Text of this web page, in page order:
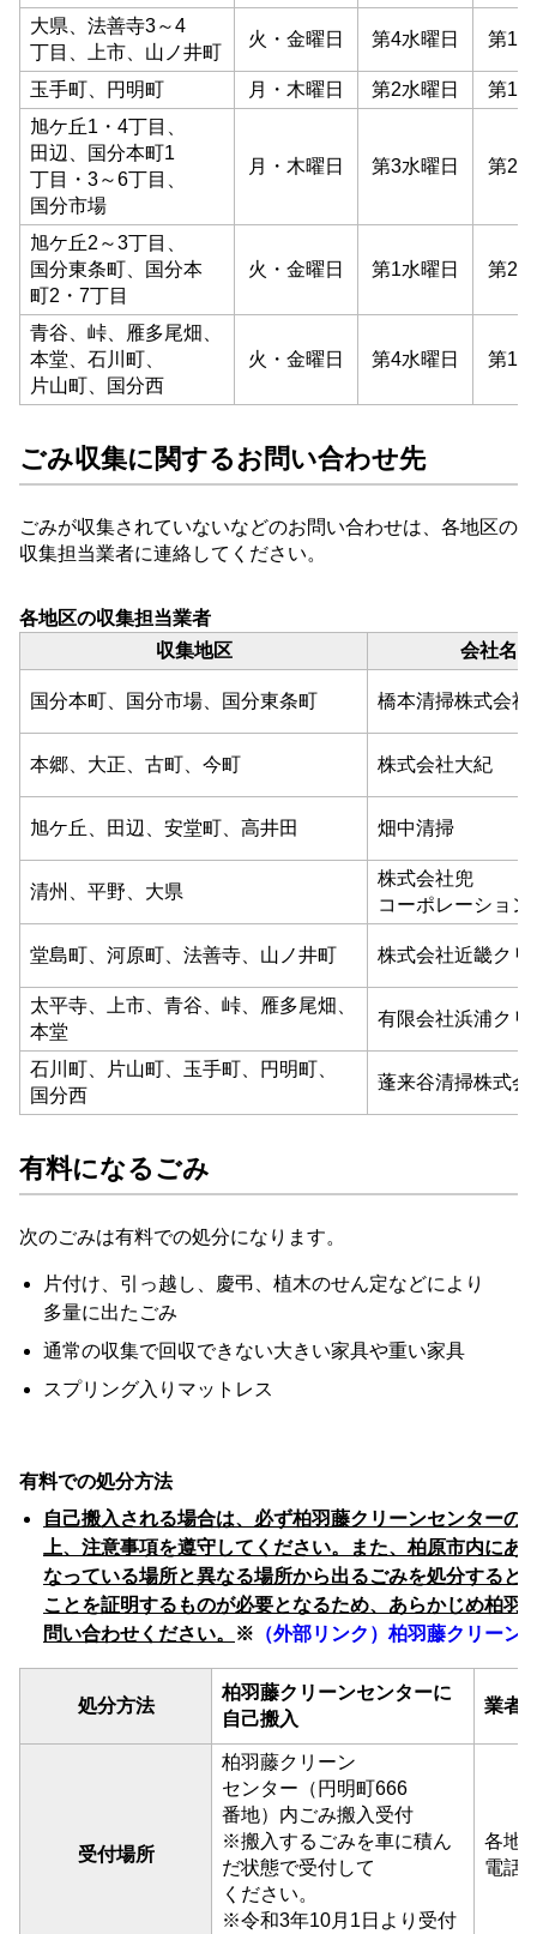
大県
法善寺3～4
丁目
上市 山ノ井町
火 ・ 金曜日 第4水曜日 第1
玉手町 円明町 月 ・ 木曜日 第2水曜日 第1
旭ケ丘1・4丁目
田辺
国分本町1
丁目
・3～6丁目
国分市場
月 ・ 木曜日 第3水曜日 第2
旭ケ丘2～3丁目
国分東条町
国分本
町2・7丁目
火 ・ 金曜日 第1水曜日 第2
青谷 峠 雁多尾畑
本堂
石川町
片山町
国分西
火 ・ 金曜日 第4水曜日 第1
ごみ収集に関するお問い合わせ先
ごみが収集されていないなどのお問い合わせは 各地区の
収集担当業者に連絡して ください。
各地区の収集担当業者
収集地区 会社名
国分本町 国分市場 国分東条町 橋本清掃株式会社
本郷 大正 古町 今町 株式会社大紀
旭ケ丘 田辺 安堂町 高井田 畑中清掃
清州 平野 大県
株式会社兜
コーポレーション
堂島町 河原町 法善寺 山ノ井町 株式会社近畿クリ
太平寺 上市 青谷 峠 雁多尾畑
本堂
有限会社浜浦クリ
石川町 片山町 玉手町 円明町
国分西
蓬来谷清掃株式会
有料になる ごみ
次のごみは有料での処分になり ます。
片付け 引っ越し 慶弔 植木のせん定などにより
多量に出た ごみ
通常の収集で回収でき ない大きい家具や重い家具
スプリング入り マットレス
有料での処分方法
自己搬入 される場合は、 必ず柏羽藤クリーンセンターの
上、 注意事項を遵守して ください。 また、柏原市内にあ
なっている場所と異なる場所から出るごみを処分すると
ことを証明する ものが必要となるため、 あらかじめ柏羽
問い合わせ ください。 ※ （外部リンク ）柏羽藤クリーン
処分方法
柏羽藤クリーンセンターに
自己搬入
業者
受付場所
柏羽藤クリーン
センター （ 円明町666
番地） 内ごみ搬入 受付
※搬入する ごみを車に積ん
だ状態で受付して
ください。
※令和3年10月 1 日 より 受付
各地
電話